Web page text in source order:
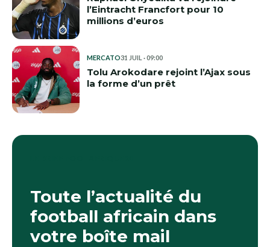
l’Eintracht Francfort pour 10
millions d’euros
MERCATO31 JUIL · 09:00
Tolu Arokodare rejoint l’Ajax sous
la forme d’un prêt
Toute l’actualité du
football africain dans
votre boîte mail